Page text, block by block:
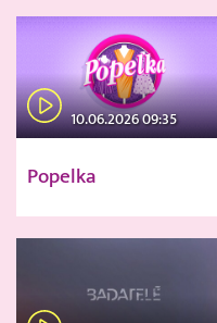
10.06.2026 09:35
Popelka